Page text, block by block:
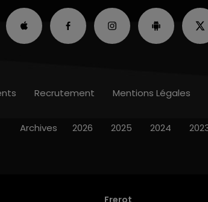
Frerot
Recrutement Mentions Légales
Archives 2026 2025 2024